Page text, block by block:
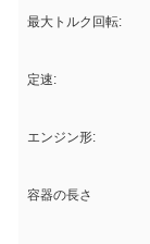
最大トルク回転:
定速:
エンジン形:
容器の長さ